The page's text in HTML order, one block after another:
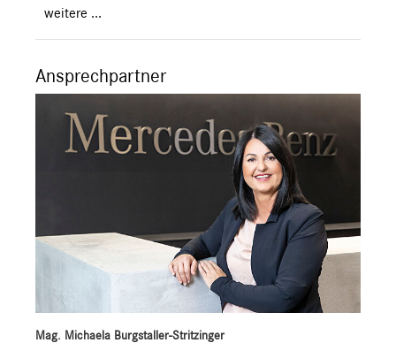
weitere ...
Ansprechpartner
Mag. Michaela Burgstaller-Stritzinger